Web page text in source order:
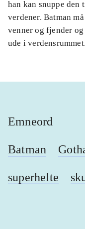
han kan snuppe
verdener. Batman
venner og fjender
ude i verdensrummet.
Emneord
Batman
superhelte